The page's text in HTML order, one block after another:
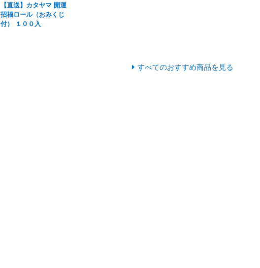
【直送】カタヤマ 開運
招福ロール（おみくじ
付） １００入
すべてのおすすめ商品を見る